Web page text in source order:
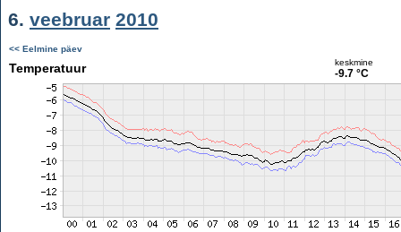
6. veebruar 2010
<< Eelmine päev
Temperatuur keskmine
-9.7 °C